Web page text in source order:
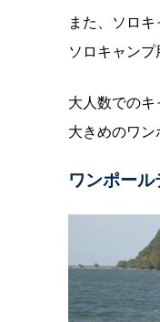
また、ソロ
ソロキャン
大人数でのキ
大きめのワ
ワンポー